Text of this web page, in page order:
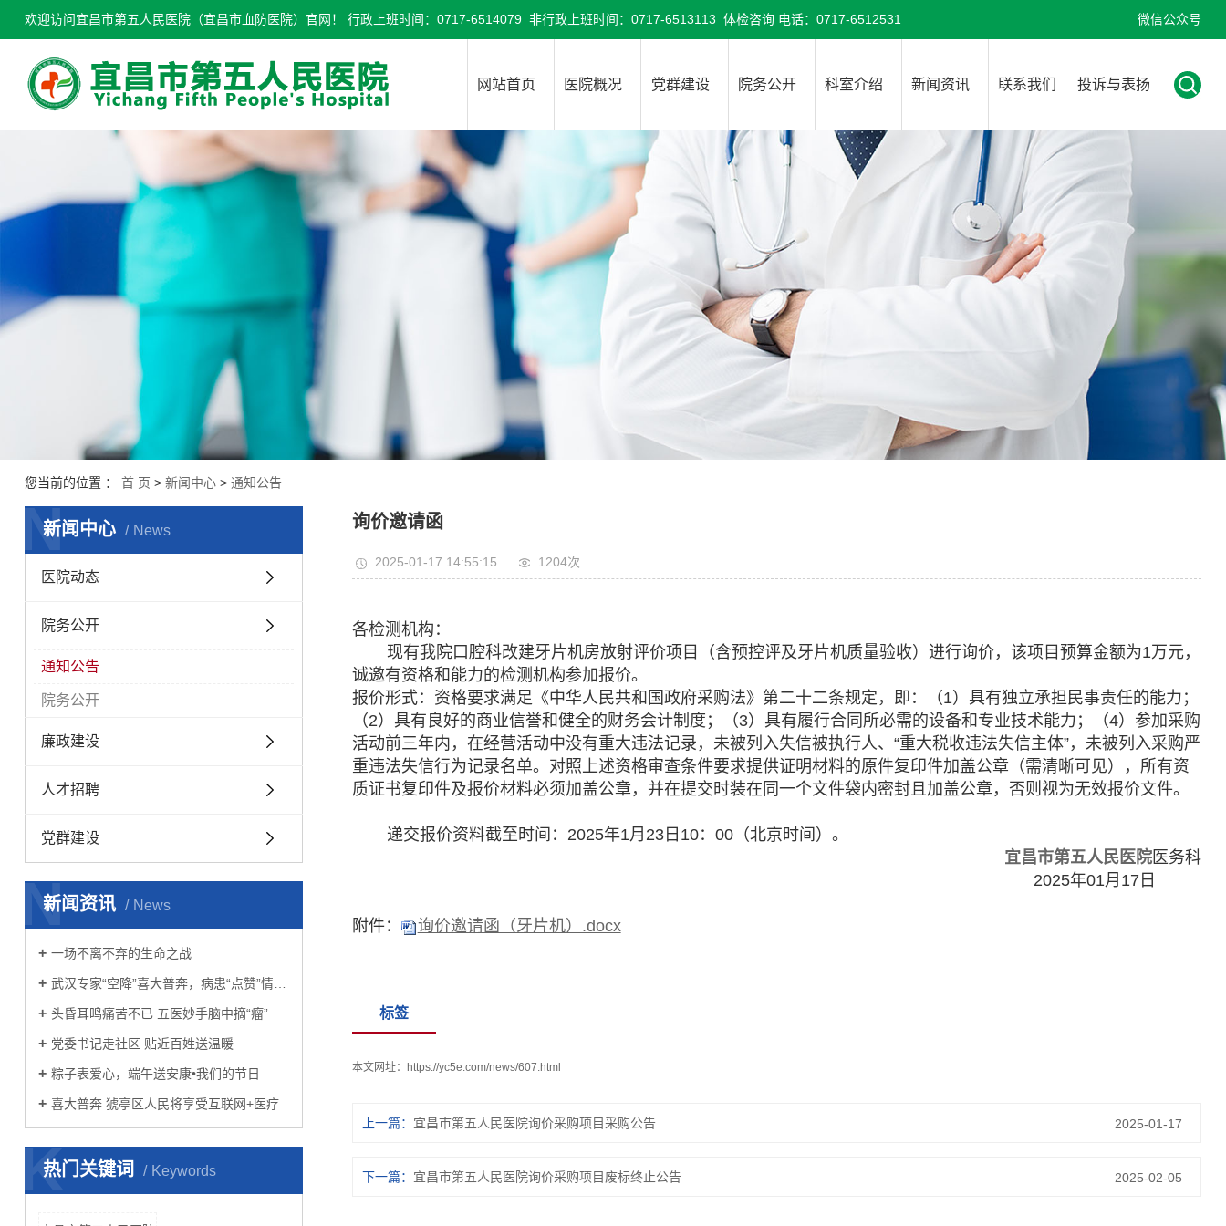
欢迎访问宜昌市第五人民医院（宜昌市血防医院）官网！ 行政上班时间：0717-6514079 非行政上班时间：0717-6513113 体检咨询 电话：0717-6512531 微信公众号
网站首页 医院概况 党群建设 院务公开 科室介绍 新闻资讯 联系我们 投诉与表扬
您当前的位置 ： 首 页 > 新闻中心> 通知公告
新闻中心 News
N
医院动态
院务公开
通知公告
院务公开
廉政建设
人才招聘
党群建设
新闻资讯 News
N
一场不离不弃的生命之战
武汉专家“空降”喜大普奔，病患“点赞”情难自禁
头昏耳鸣痛苦不已 五医妙手脑中摘“瘤”
党委书记走社区 贴近百姓送温暖
粽子表爱心，端午送安康•我们的节日
喜大普奔 猇亭区人民将享受互联网+医疗
热门关键词 Keywords
K
询价邀请函
2025-01-17 14:55:15 1204次
各检测机构：
现有我院口腔科改建牙片机房放射评价项目（含预控评及牙片机质量验收）进行询价，该项目预算金额为1万元，
诚邀有资格和能力的检测机构参加报价。
报价形式：资格要求满足《中华人民共和国政府采购法》第二十二条规定，即：（1）具有独立承担民事责任的能力；
（2）具有良好的商业信誉和健全的财务会计制度；（3）具有履行合同所必需的设备和专业技术能力；（4）参加采购
活动前三年内，在经营活动中没有重大违法记录，未被列入失信被执行人、“重大税收违法失信主体”，未被列入采购严
重违法失信行为记录名单。对照上述资格审查条件要求提供证明材料的原件复印件加盖公章（需清晰可见），所有资
质证书复印件及报价材料必须加盖公章，并在提交时装在同一个文件袋内密封且加盖公章，否则视为无效报价文件。
递交报价资料截至时间：2025年1月23日10：00（北京时间）。
宜昌市第五人民医院医务科
2025年01月17日
附件： 询价邀请函（牙片机）.docx
标签
本文网址： https://yc5e.com/news/607.html
上一篇： 宜昌市第五人民医院询价采购项目采购公告 2025-01-17
下一篇： 宜昌市第五人民医院询价采购项目废标终止公告 2025-02-05